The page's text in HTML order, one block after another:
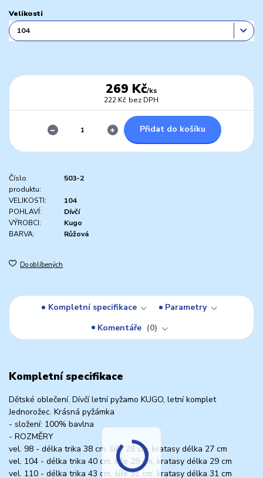
Velikosti
269 Kč/ks
222 Kč bez DPH
Přidat do košíku
Číslo
produktu:
503-2
VELIKOSTI:
104
POHLAVÍ:
Dívčí
VÝROBCI:
Kugo
BARVA:
Růžová
Do oblíbených
Kompletní specifikace
Parametry
Komentáře
0
Kompletní specifikace
Dětské oblečení. Dívčí letní pyžamo KUGO, letní komplet
Jednorožec. Krásná pyžámka
- složení: 100% bavlna
- ROZMĚRY
vel. 98 - délka trika 38 cm, šíře 28 cm, kratasy délka 27 cm
vel. 104 - délka trika 40 cm, šíře 29 cm, kratasy délka 29 cm
vel. 110 - délka trika 43 cm, šíře 31 cm, kratasy délka 31 cm